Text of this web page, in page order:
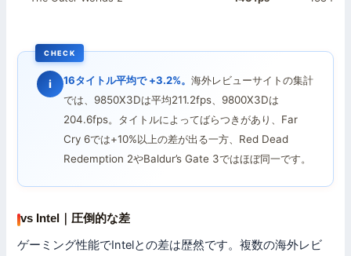
i 16タイトル平均で +3.2%。海外レビューサイトの集計
では、9850X3Dは平均211.2fps、9800X3Dは
204.6fps。タイトルによってばらつきがあり、Far
Cry 6では+10%以上の差が出る一方、Red Dead
Redemption 2やBaldur’s Gate 3ではほぼ同一です。
vs Intel｜圧倒的な差
ゲーミング性能でIntelとの差は歴然です。複数の海外レビ